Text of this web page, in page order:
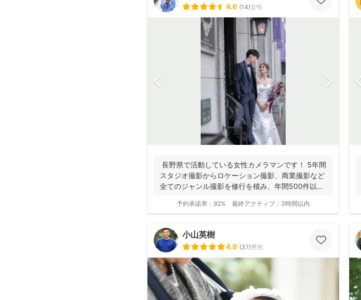
4.6 (14)女性
長野県で活動している女性カメラマンです！ 5年間
スタジオ撮影からロケーション撮影、商業撮影など
全てのジャンル撮影を修行を積み、年間500件以上
予約承諾率： 92% 最終アクティブ： 3時間以内
小山英樹
4.8 (37)男性